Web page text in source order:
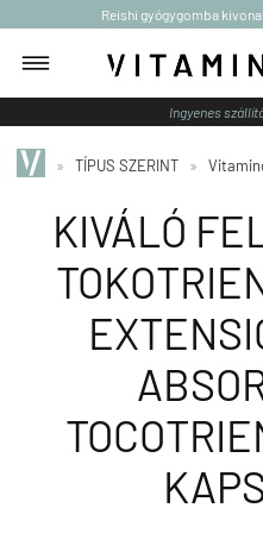
Reishi gyógygomba
Ingyenes
» TÍPUS SZERINT »
KIVÁLÓ